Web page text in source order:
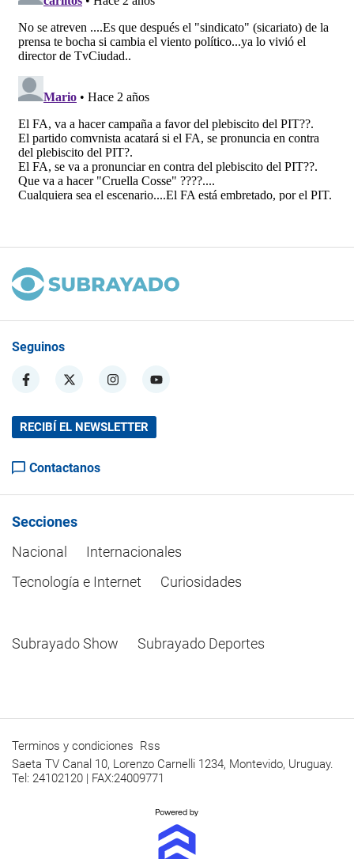
Seguinos
RECIBÍ EL NEWSLETTER
Contactanos
Secciones
Nacional
Internacionales
Tecnología e Internet
Curiosidades
Subrayado Show Subrayado Deportes
Terminos y condiciones Rss
Saeta TV Canal 10, Lorenzo Carnelli 1234, Montevido, Uruguay.
Tel: 24102120 | FAX:24009771